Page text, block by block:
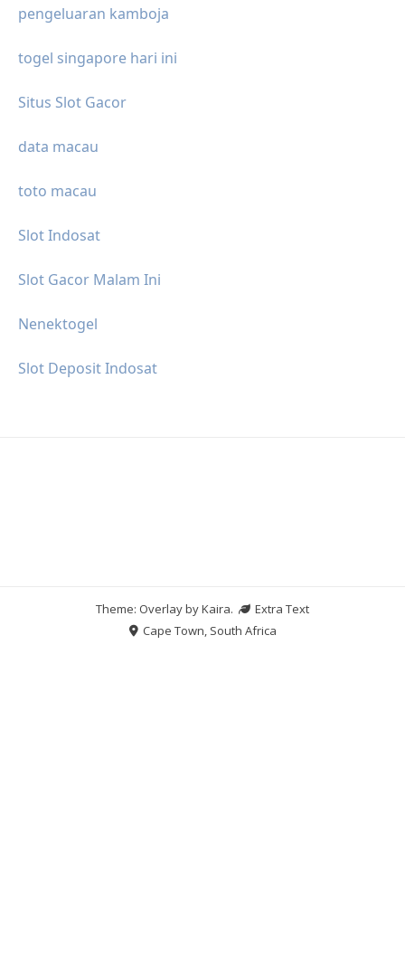
pengeluaran kamboja
togel singapore hari ini
Situs Slot Gacor
data macau
toto macau
Slot Indosat
Slot Gacor Malam Ini
Nenektogel
Slot Deposit Indosat
Theme: Overlay byKaira.
Extra Text
Cape Town, South Africa